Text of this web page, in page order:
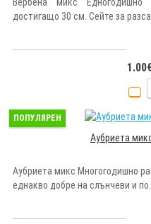
Вербена микс Едногодишно
достигащо 30 см. Сейте за
ПОПУЛЯРЕН
Аубриета
Аубриета микс Многогодишно
еднакво добре на слънчеви и